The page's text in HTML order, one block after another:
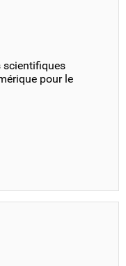
scientifiques
pour le